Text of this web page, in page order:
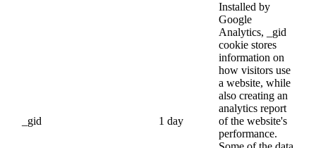
_gid 1 day
Installed by
Google
Analytics, _gid
cookie stores
information on
how visitors use
a website, while
also creating an
analytics report
of the website's
performance.